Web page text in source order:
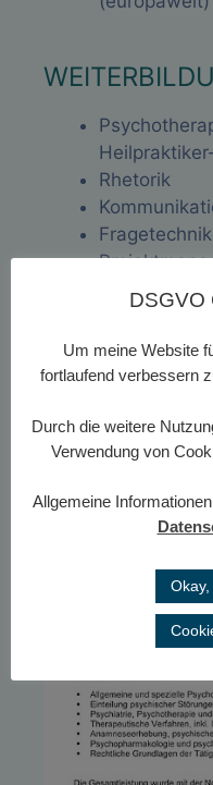
Rhetorik
Personal
DSGVO
Um meine Website
fortlaufend verbessern
Durch die weitere
Verwendung von
Allgemeine